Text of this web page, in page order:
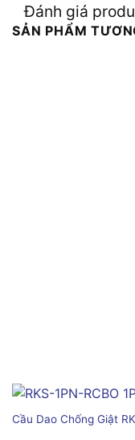
Đánh giá
SẢN PHẨM
Cầu Dao Chống Giật